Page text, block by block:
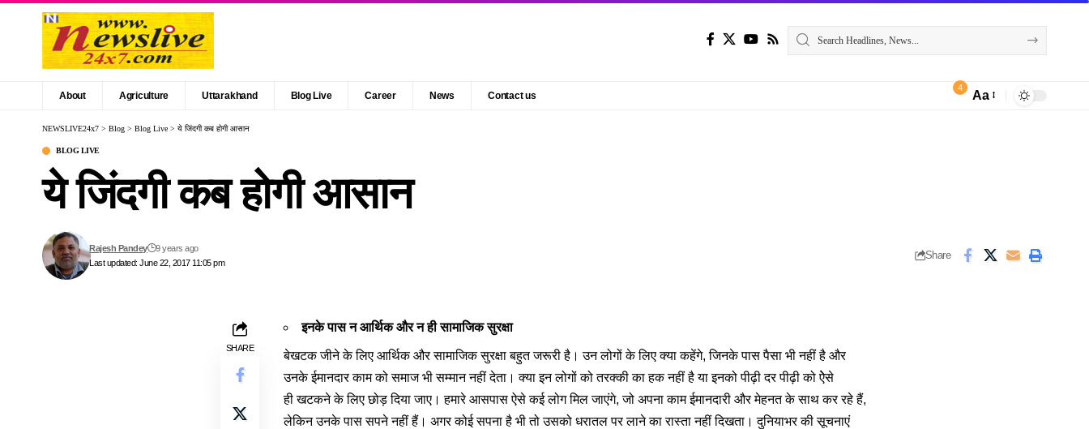
About Agriculture Uttarakhand Blog Live Career News Contact us
4
Aa
NEWSLIVE24x7 > Blog > Blog Live > ये जिंदगी कब होगी आसान
BLOG LIVE
ये जिंदगी कब होगी आसान
Last updated: June 22, 2017 11:05 pm
Rajesh Pandey 9 years ago
Share
SHARE
इनके पास न आर्थिक और न ही सामाजिक सुरक्षा
बेखटक जीने के लिए आर्थिक और सामाजिक सुरक्षा बहुत जरूरी है। उन लोगों के लिए क्या कहेंगे, जिनके पास पैसा भी नहीं है और
उनके ईमानदार काम को समाज भी सम्मान नहीं देता। क्या इन लोगों को तरक्की का हक नहीं है या इनको पीढ़ी दर पीढ़ी को ऐेसे
ही खटकने के लिए छोड़ दिया जाए। हमारे आसपास ऐसे कई लोग मिल जाएंगे, जो अपना काम ईमानदारी और मेहनत के साथ कर रहे हैं,
लेकिन उनके पास सपने नहीं हैं। अगर कोई सपना है भी तो उसको धरातल पर लाने का रास्ता नहीं दिखता। दुनियाभर की सूचनाएं